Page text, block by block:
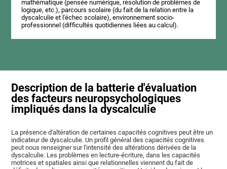
mathématique (pensée numérique, résolution de problèmes de
logique, etc.), parcours scolaire (du fait de la relation entre la
dyscalculie et l'échec scolaire), environnement socio-
professionnel (difficultés quotidiennes liées au calcul).
Description de la batterie d'évaluation
des facteurs neuropsychologiques
impliqués dans la dyscalculie
La présence d'altération de certaines capacités cognitives peut être un
indicateur de dyscalculie. Un profil général des capacités cognitives
peut nous renseigner sur l'intensité des altérations dérivées de la
dyscalculie. Les problèmes en lecture-écriture, dans les capacités
motrices et spatiales ainsi que relationnelles viennent du fait de